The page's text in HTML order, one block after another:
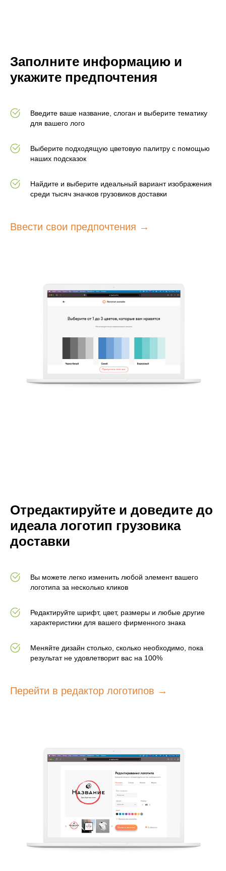
Заполните информацию и
укажите предпочтения
Введите ваше название, слоган и выберите тематику
для вашего лого
Выберите подходящую цветовую палитру с помощью
наших подсказок
Найдите и выберите идеальный вариант изображения
среди тысяч значков грузовиков доставки
Ввести свои предпочтения
Отредактируйте и доведите до
идеала логотип грузовика
доставки
Вы можете легко изменить любой элемент вашего
логотипа за несколько кликов
Редактируйте шрифт, цвет, размеры и любые другие
характеристики для вашего фирменного знака
Меняйте дизайн столько, сколько необходимо, пока
результат не удовлетворит вас на 100%
Перейти в редактор логотипов